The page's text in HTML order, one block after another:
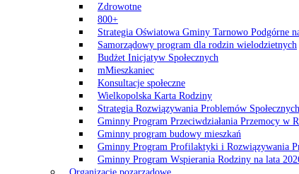
Zdrowotne
800+
Strategia Oświatowa Gminy Tarnowo Podgórne
Samorządowy program dla rodzin wielodzietnych
Budżet Inicjatyw Społecznych
mMieszkaniec
Konsultacje społeczne
Wielkopolska Karta Rodziny
Strategia Rozwiązywania Problemów
Gminny Program Przeciwdziałania Przemocy w
Gminny program budowy mieszkań
Gminny Program Profilaktyki i Rozwiązywania
Gminny Program Wspierania Rodziny na lata